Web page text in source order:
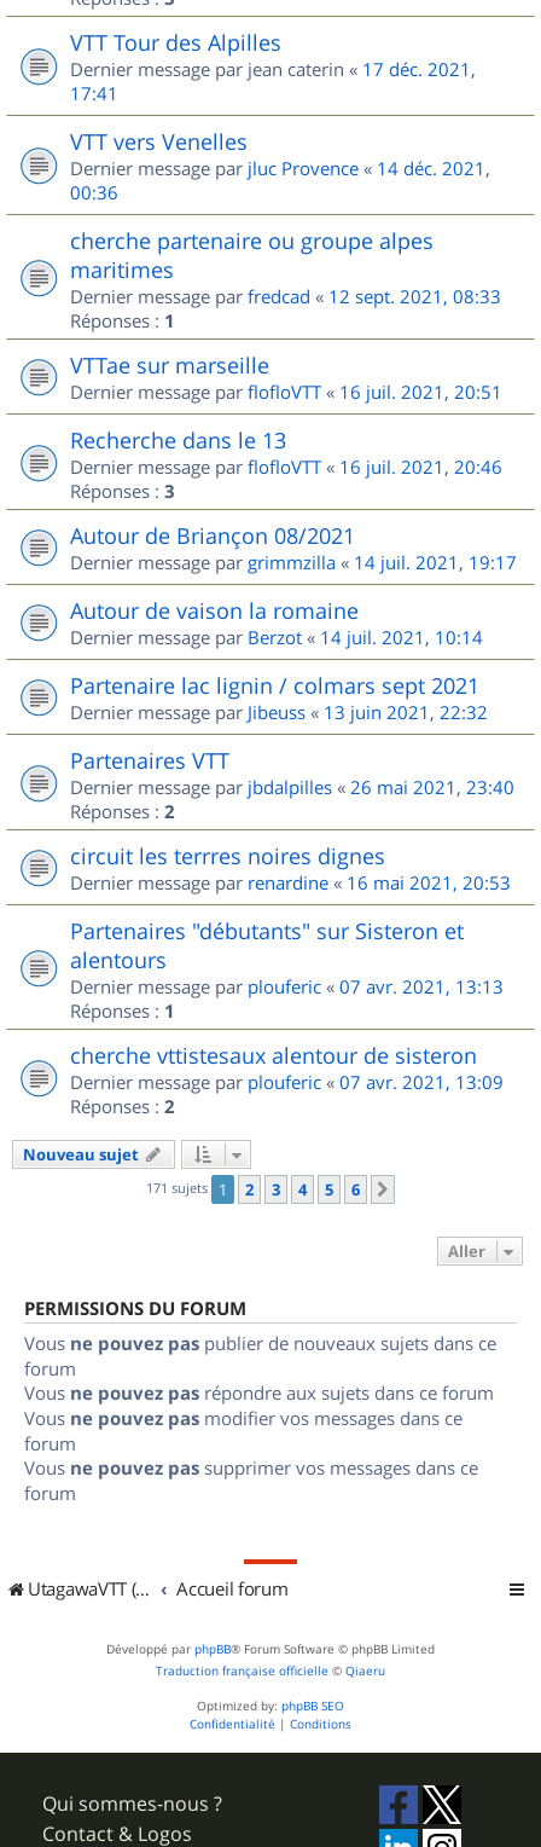
VTT Tour des Alpilles
Dernier message par jean caterin « 17 déc. 2021,
17:41
VTT vers Venelles
Dernier message par jluc Provence « 14 déc. 2021,
00:36
cherche partenaire ou groupe alpes
maritimes
Dernier message par fredcad « 12 sept. 2021, 08:33
Réponses : 1
VTTae sur marseille
Dernier message par flofloVTT« 16 juil. 2021, 20:51
Recherche dans le 13
Dernier message par flofloVTT« 16 juil. 2021, 20:46
Réponses : 3
Autour de Briançon 08/2021
Dernier message par grimmzilla « 14 juil. 2021, 19:17
Autour de vaison la romaine
Dernier message par Berzot « 14 juil. 2021, 10:14
Partenaire lac lignin / colmars sept 2021
Dernier message par Jibeuss « 13 juin 2021, 22:32
Partenaires VTT
Dernier message par jbdalpilles « 26 mai 2021, 23:40
Réponses : 2
circuit les terrres noires dignes
Dernier message par renardine « 16 mai 2021, 20:53
Partenaires "débutants" sur Sisteron et
alentours
Dernier message par plouferic « 07 avr. 2021, 13:13
Réponses : 1
cherche vttistesaux alentour de sisteron
Dernier message par plouferic « 07 avr. 2021, 13:09
Réponses : 2
Nouveau sujet
171 sujets 1 2 3 4 5 6
Aller
PERMISSIONS DU FORUM
Vous ne pouvez pas publier de nouveaux sujets dans ce
forum
Vous ne pouvez pas répondre aux sujets dans ce forum
Vous ne pouvez pas modifier vos messages dans ce
forum
Vous ne pouvez pas supprimer vos messages dans ce
forum
UtagawaVTT (Randos VTT et VTTAE avec traces GPS) Accueil forum
Développé par phpBB® Forum Software © phpBB Limited
Traduction française officielle © Qiaeru
Optimized by: phpBB SEO
Confidentialité | Conditions
Qui sommes-nous ?
Contact & Logos